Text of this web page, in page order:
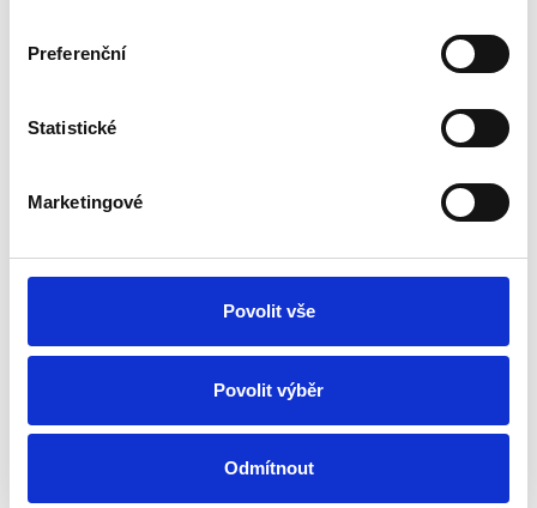
Preferenční
Statistické
Marketingové
Povolit vše
Povolit výběr
Odmítnout
Ventilator SILENT 100 SILVER CZ
Montag, 17.8. bei Ihnen zu Hause